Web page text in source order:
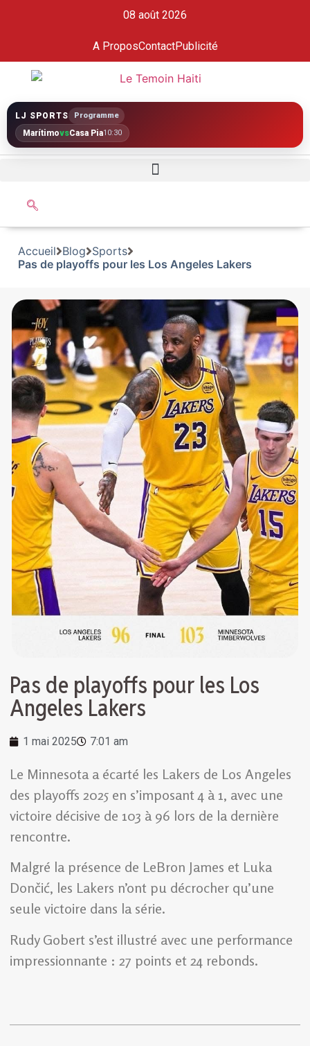
08 août 2026
A ProposContactPublicité
LJ SPORTS Programme
MarítimovsCasa Pia10:30
Accueil Blog Sports
Pas de playoffs pour les Los Angeles Lakers
Pas de playoffs pour les Los
Angeles Lakers
1 mai 2025 7:01 am
Le Minnesota a écarté les Lakers de Los Angeles
des playoffs 2025 en s’imposant 4 à 1, avec une
victoire décisive de 103 à 96 lors de la dernière
rencontre.
Malgré la présence de LeBron James et Luka
Dončić, les Lakers n’ont pu décrocher qu’une
seule victoire dans la série.
Rudy Gobert s’est illustré avec une performance
impressionnante : 27 points et 24 rebonds.